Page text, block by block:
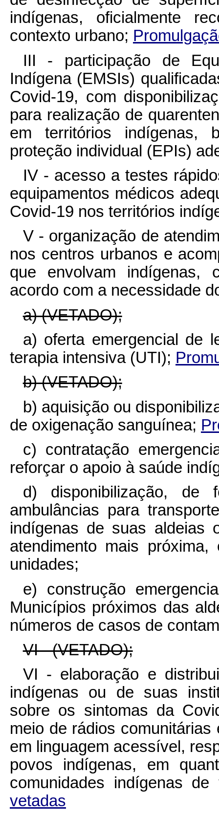
indígenas, oficialmente
contexto urbano;
III - participação de
Indígena (EMSIs)
Covid-19, com
para realização de
em territórios indígenas,
proteção individual (EPIs)
IV - acesso a testes
equipamentos médicos
Covid-19 nos territórios
V - organização de
nos centros urbanos e
que envolvam indígenas,
acordo com a necessidade
a) (VETADO);
a) oferta emergencial de
terapia intensiva (UTI);
b) (VETADO);
b) aquisição ou
de oxigenação sanguínea;
c) contratação
reforçar o apoio à saúde
d) disponibilização,
ambulâncias para
indígenas de suas aldeias
atendimento mais
unidades;
e) construção
Municípios próximos das
números de casos de
VI - (VETADO);
VI - elaboração e
indígenas ou de suas
sobre os sintomas da
meio de rádios
em linguagem acessível,
povos indígenas, em
comunidades indígenas
vetadas